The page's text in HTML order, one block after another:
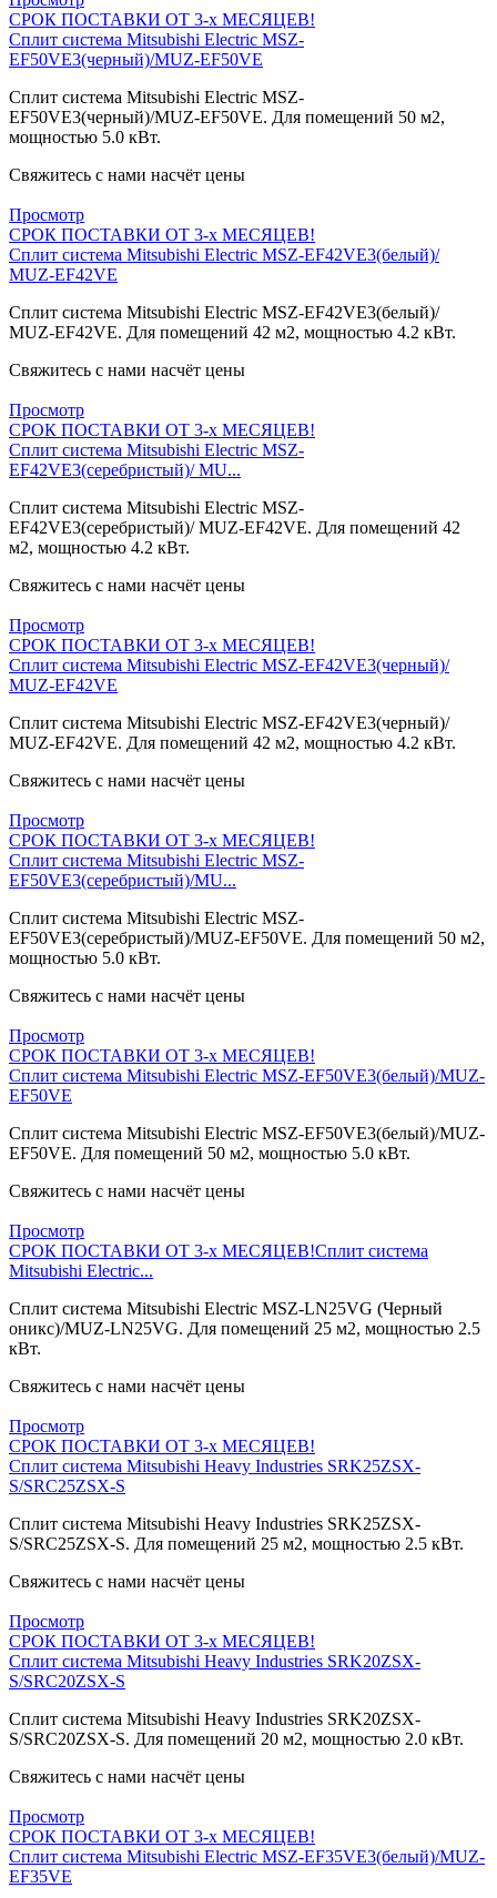
СРОК ПОСТАВКИ ОТ 3-х МЕСЯЦЕВ!
Сплит система Mitsubishi Electric MSZ-
EF50VE3(черный)/MUZ-EF50VE
Сплит система Mitsubishi Electric MSZ-
EF50VE3(черный)/MUZ-EF50VE. Для помещений 50 м2,
мощностью 5.0 кВт.
Свяжитесь с нами насчёт цены
Просмотр
СРОК ПОСТАВКИ ОТ 3-х МЕСЯЦЕВ!
Сплит система Mitsubishi Electric MSZ-EF42VE3(белый)/
MUZ-EF42VE
Сплит система Mitsubishi Electric MSZ-EF42VE3(белый)/
MUZ-EF42VE. Для помещений 42 м2, мощностью 4.2 кВт.
Свяжитесь с нами насчёт цены
Просмотр
СРОК ПОСТАВКИ ОТ 3-х МЕСЯЦЕВ!
Сплит система Mitsubishi Electric MSZ-
EF42VE3(серебристый)/ MU...
Сплит система Mitsubishi Electric MSZ-
EF42VE3(серебристый)/ MUZ-EF42VE. Для помещений 42
м2, мощностью 4.2 кВт.
Свяжитесь с нами насчёт цены
Просмотр
СРОК ПОСТАВКИ ОТ 3-х МЕСЯЦЕВ!
Сплит система Mitsubishi Electric MSZ-EF42VE3(черный)/
MUZ-EF42VE
Сплит система Mitsubishi Electric MSZ-EF42VE3(черный)/
MUZ-EF42VE. Для помещений 42 м2, мощностью 4.2 кВт.
Свяжитесь с нами насчёт цены
Просмотр
СРОК ПОСТАВКИ ОТ 3-х МЕСЯЦЕВ!
Сплит система Mitsubishi Electric MSZ-
EF50VE3(серебристый)/MU...
Сплит система Mitsubishi Electric MSZ-
EF50VE3(серебристый)/MUZ-EF50VE. Для помещений 50 м2,
мощностью 5.0 кВт.
Свяжитесь с нами насчёт цены
Просмотр
СРОК ПОСТАВКИ ОТ 3-х МЕСЯЦЕВ!
Сплит система Mitsubishi Electric MSZ-EF50VE3(белый)/MUZ-
EF50VE
Сплит система Mitsubishi Electric MSZ-EF50VE3(белый)/MUZ-
EF50VE. Для помещений 50 м2, мощностью 5.0 кВт.
Свяжитесь с нами насчёт цены
Просмотр
СРОК ПОСТАВКИ ОТ 3-х МЕСЯЦЕВ!Сплит система
Mitsubishi Electric...
Сплит система Mitsubishi Electric MSZ-LN25VG (Черный
оникс)/MUZ-LN25VG. Для помещений 25 м2, мощностью 2.5
кВт.
Свяжитесь с нами насчёт цены
Просмотр
СРОК ПОСТАВКИ ОТ 3-х МЕСЯЦЕВ!
Сплит система Mitsubishi Heavy Industries SRK25ZSX-
S/SRC25ZSX-S
Сплит система Mitsubishi Heavy Industries SRK25ZSX-
S/SRC25ZSX-S. Для помещений 25 м2, мощностью 2.5 кВт.
Свяжитесь с нами насчёт цены
Просмотр
СРОК ПОСТАВКИ ОТ 3-х МЕСЯЦЕВ!
Сплит система Mitsubishi Heavy Industries SRK20ZSX-
S/SRC20ZSX-S
Сплит система Mitsubishi Heavy Industries SRK20ZSX-
S/SRC20ZSX-S. Для помещений 20 м2, мощностью 2.0 кВт.
Свяжитесь с нами насчёт цены
Просмотр
СРОК ПОСТАВКИ ОТ 3-х МЕСЯЦЕВ!
Сплит система Mitsubishi Electric MSZ-EF35VE3(белый)/MUZ-
EF35VE